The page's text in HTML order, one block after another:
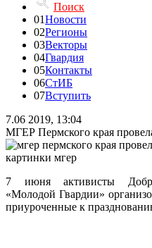
Поиск
01Новости
02Регионы
03Векторы
04Гвардия
05Контакты
06СтИБ
07Вступить
7.06 2019, 13:04
МГЕР Пермского края
7 июня активисты
«Молодой Гвардии»
приуроченные к